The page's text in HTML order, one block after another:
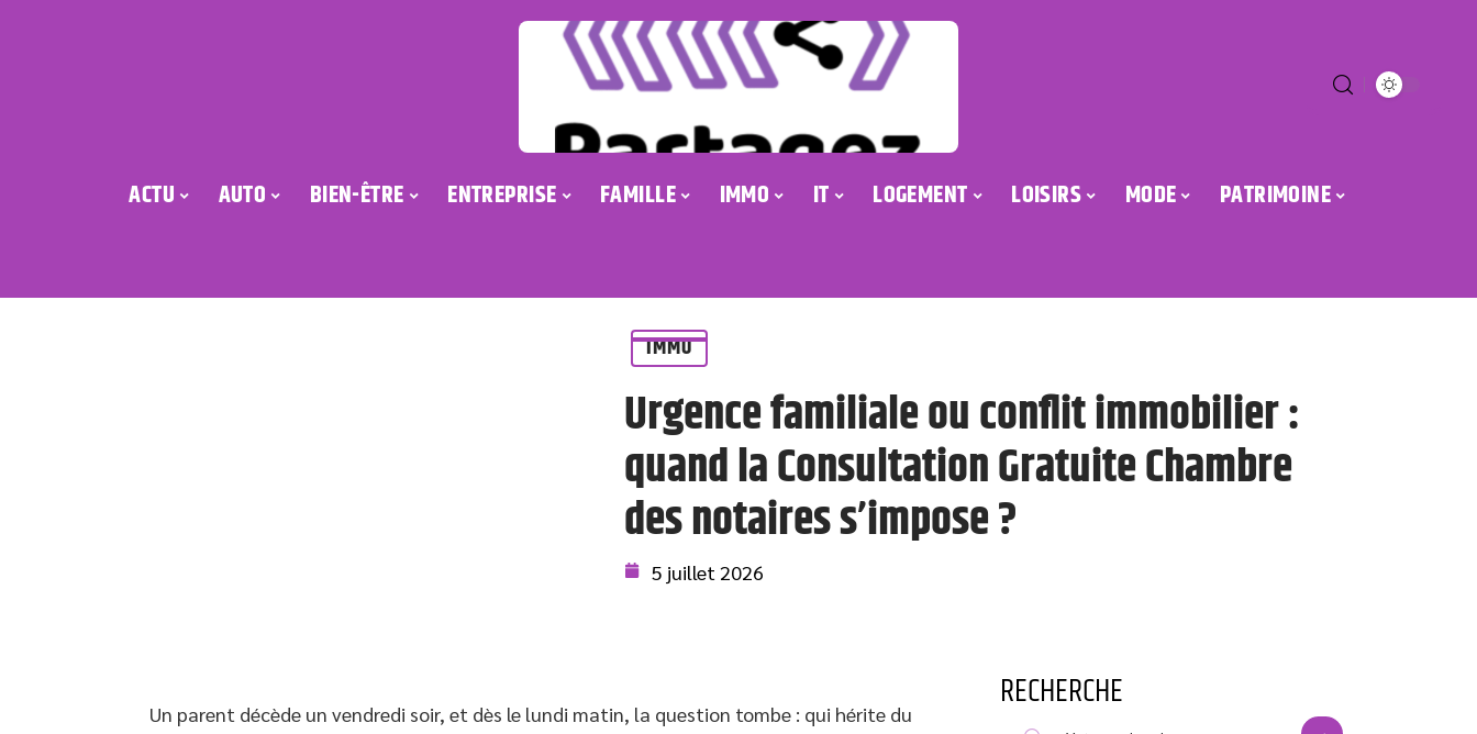
ACTU AUTO BIEN-ÊTRE ENTREPRISE FAMILLE IMMO IT LOGEMENT LOISIRS MODE PATRIMOINE
IMMO
Urgence familiale ou conflit immobilier :
quand la Consultation Gratuite Chambre
des notaires s’impose ?
5 juillet 2026
Un parent décède un vendredi soir, et dès le lundi matin, la question tombe : qui hérite du
RECHERCHE